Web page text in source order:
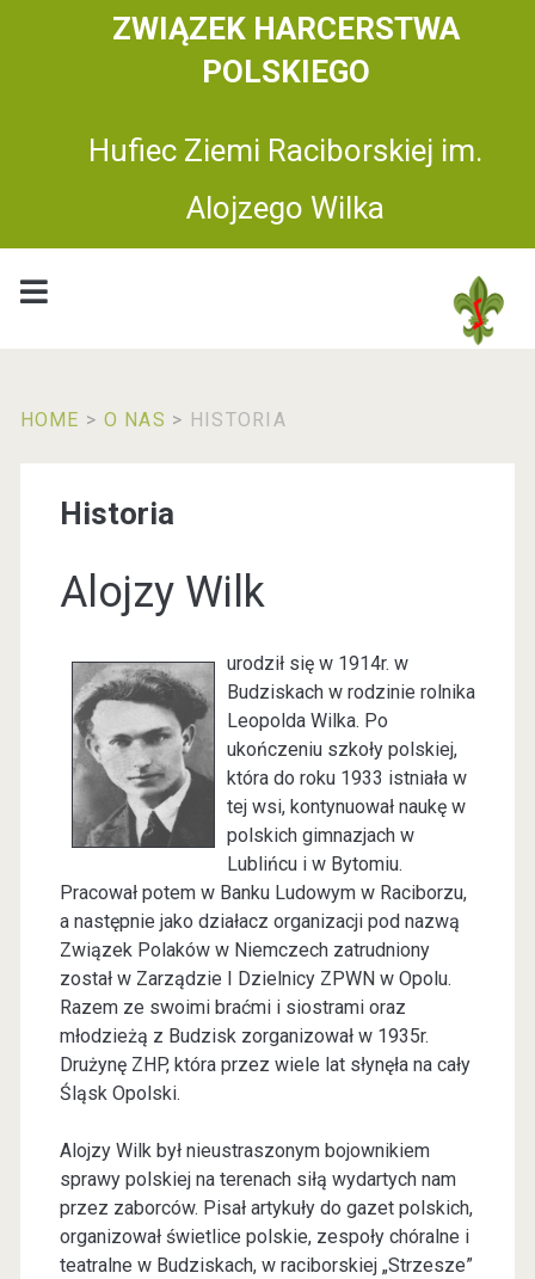
ZWIĄZEK HARCERSTWA
POLSKIEGO
Hufiec Ziemi Raciborskiej im.
Alojzego Wilka
HOME > O NAS > HISTORIA
Historia
Alojzy Wilk
urodził się w 1914r. w
Budziskach w rodzinie rolnika
Leopolda Wilka. Po
ukończeniu szkoły polskiej,
która do roku 1933 istniała w
tej wsi, kontynuował naukę w
polskich gimnazjach w
Lublińcu i w Bytomiu.
Pracował potem w Banku Ludowym w Raciborzu,
a następnie jako działacz organizacji pod nazwą
Związek Polaków w Niemczech zatrudniony
został w Zarządzie I Dzielnicy ZPWN w Opolu.
Razem ze swoimi braćmi i siostrami oraz
młodzieżą z Budzisk zorganizował w 1935r.
Drużynę ZHP, która przez wiele lat słynęła na cały
Śląsk Opolski.
Alojzy Wilk był nieustraszonym bojownikiem
sprawy polskiej na terenach siłą wydartych nam
przez zaborców. Pisał artykuły do gazet polskich,
organizował świetlice polskie, zespoły chóralne i
teatralne w Budziskach, w raciborskiej „Strzesze”